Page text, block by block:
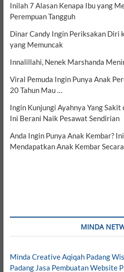
Inilah 7 Alasan Kenapa Ibu yang
Perempuan Tangguh
Dinar Candy Ingin Periksakan Diri
yang Memuncak
Innalillahi, Nenek Marshanda
Viral Pemuda Ingin Punya Anak
20 Tahun Mau …
Ingin Kunjungi Ayahnya Yang
Ini Berani Naik Pesawat Sendirian
Anda Ingin Punya Anak Kembar?
Mendapatkan Anak Kembar
MINDA
Minda CreativeAqiqah Padang
Padang Jasa Pembuatan Website